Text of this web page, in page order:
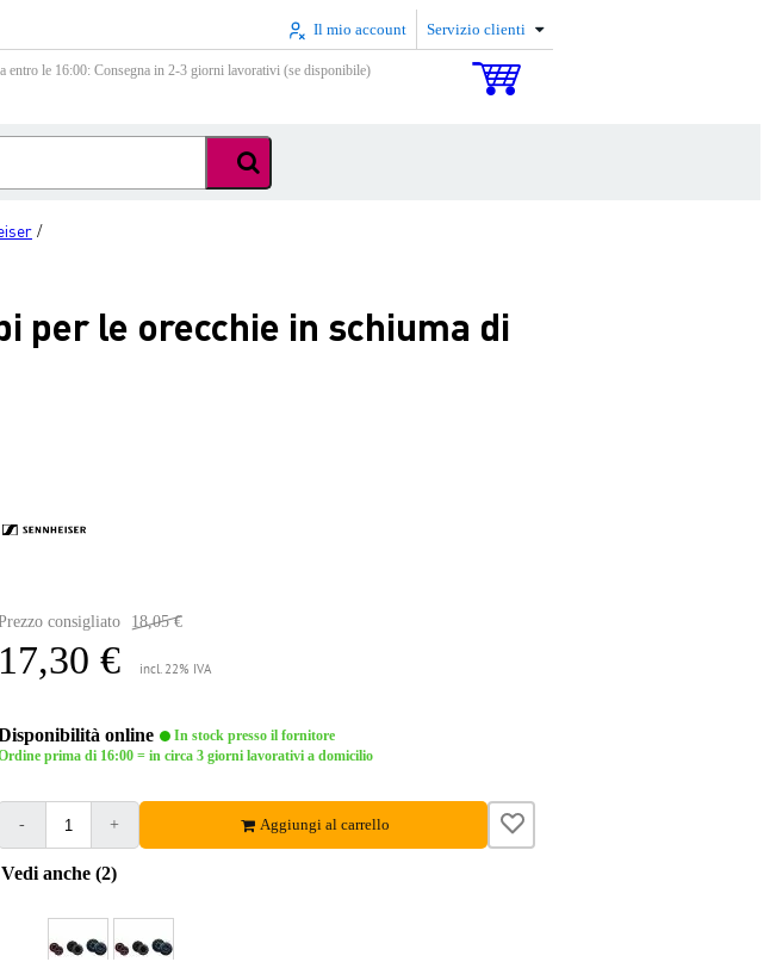
Il mio account Servizio clienti
entro le 16:00: Consegna in 2-3 giorni lavorativi (se disponibile)
/
per le orecchie in schiuma di
consigliato 18,05 €
17,30 € incl. 22% IVA
online
In stock presso il fornitore
prima di 16:00 = in circa 3 giorni lavorativi a domicilio
- + Aggiungi al carrello
Vedi anche (2)